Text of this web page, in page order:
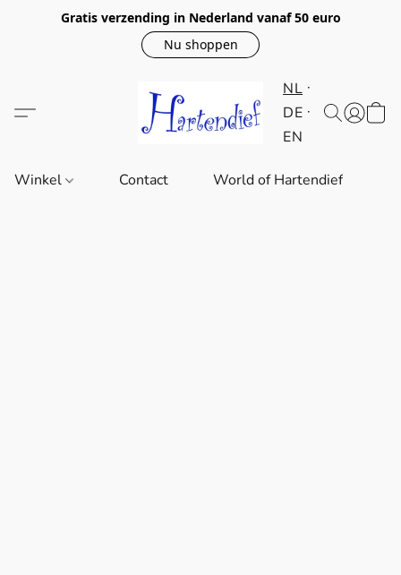
Gratis verzending in Nederland vanaf 50 euro
Nu shoppen
NL
DE
EN
Winkel Contact World of Hartendief